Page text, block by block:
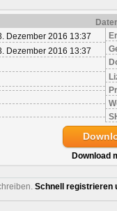
Dezember 2016 13:37
Dezember 2016 13:37
Download
Schnell registrieren